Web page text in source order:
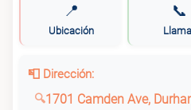
📍
Ubicación
📞
📮 Dirección:
1701 Camden Ave,